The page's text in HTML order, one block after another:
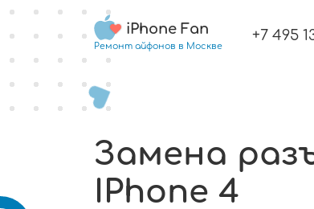
iPhone Fan
Ремонт айфонов в Москве
+7 495
Замена
IPhone 4